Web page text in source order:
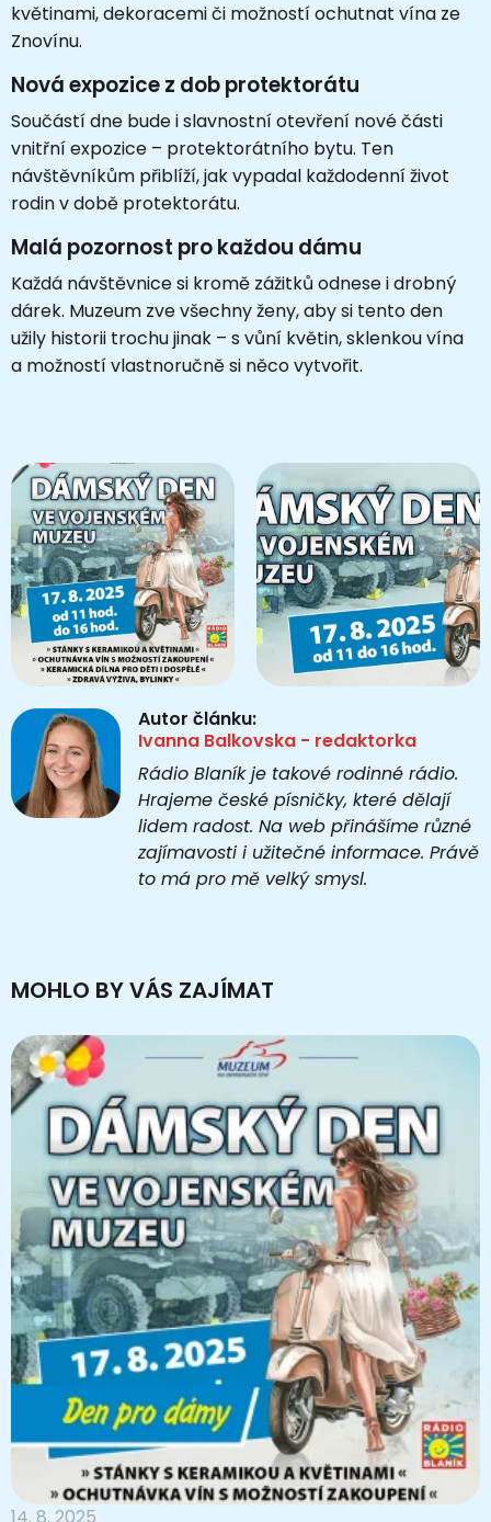
květinami, dekoracemi či možností ochutnat vína ze
Znovínu.
Nová expozice z dob protektorátu
Součástí dne bude i slavnostní otevření nové části
vnitřní expozice – protektorátního bytu. Ten
návštěvníkům přiblíží, jak vypadal každodenní život
rodin v době protektorátu.
Malá pozornost pro každou dámu
Každá návštěvnice si kromě zážitků odnese i drobný
dárek. Muzeum zve všechny ženy, aby si tento den
užily historii trochu jinak – s vůní květin, sklenkou vína
a možností vlastnoručně si něco vytvořit.
Autor článku:
Ivanna Balkovska - redaktorka
Rádio Blaník je takové rodinné rádio.
Hrajeme české písničky, které dělají
lidem radost. Na web přinášíme různé
zajímavosti i užitečné informace. Právě
to má pro mě velký smysl.
MOHLO BY VÁS ZAJÍMAT
14. 8. 2025